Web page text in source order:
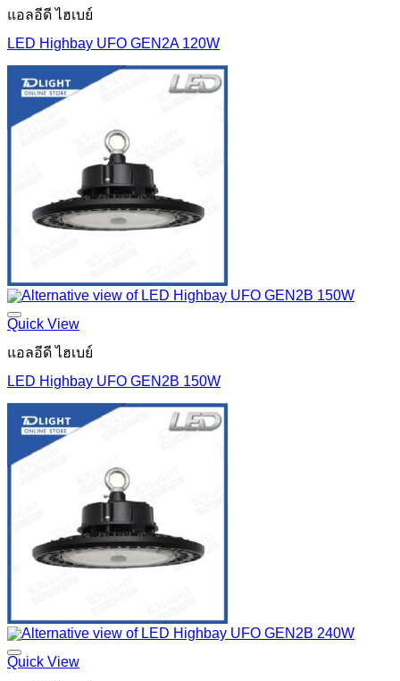
แอลอีดี ไฮเบย์
LED Highbay UFO GEN2A 120W
Quick View
แอลอีดี ไฮเบย์
LED Highbay UFO GEN2B 150W
Quick View